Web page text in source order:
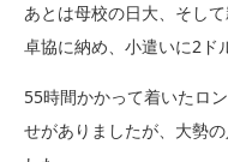
あとは母校の日大、そし
卓協に納め、小遣いに2ド
55時間かかって着いたロ
せがありましたが、大勢